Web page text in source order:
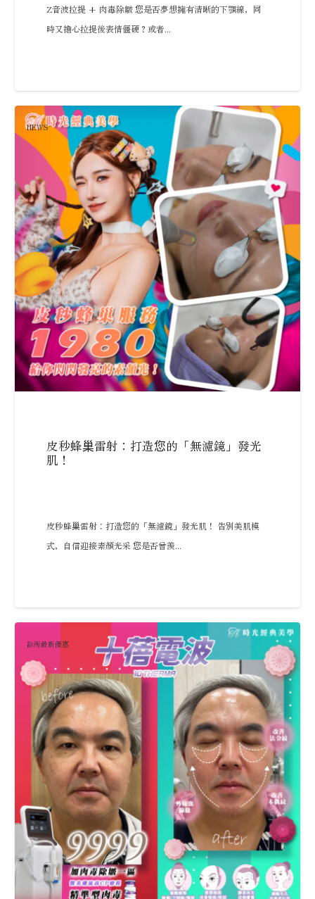
Z音波拉提 + 肉毒除皺 您是否夢想擁有清晰的下顎線，同
時又擔心拉提後表情僵硬？或者...
NEWS
皮秒蜂巢雷射：打造您的「無濾鏡」發光
肌！
皮秒蜂巢雷射：打造您的「無濾鏡」發光肌！ 告別美肌模
式，自信迎接素顏光采 您是否曾羨...
診所最新優惠